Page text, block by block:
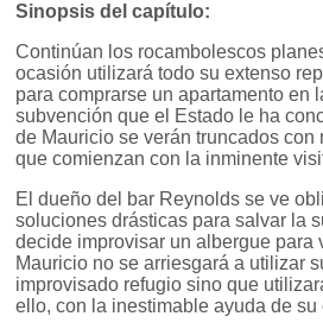
Sinopsis del capítulo:
Continúan los rocambolescos
ocasión utilizará todo su extenso
para comprarse un apartamento en
subvención que el Estado le ha
de Mauricio se verán truncados
que comienzan con la inminente
El dueño del bar Reynolds se ve
soluciones drásticas para salvar la
decide improvisar un albergue para
Mauricio no se arriesgará a utilizar
improvisado refugio sino que
ello, con la inestimable ayuda de